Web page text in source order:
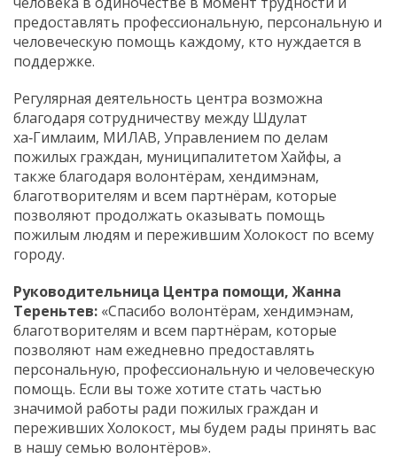
предоставлять профессиональную, персональную и
человеческую помощь каждому, кто нуждается в
поддержке.
Регулярная деятельность центра возможна
благодаря сотрудничеству между Шдулат
ха‑Гимлаим, МИЛАВ, Управлением по делам
пожилых граждан, муниципалитетом Хайфы, а
также благодаря волонтёрам, хендимэнам,
благотворителям и всем партнёрам, которые
позволяют продолжать оказывать помощь
пожилым людям и пережившим Холокост по всему
городу.
Руководительница Центра помощи, Жанна
Тереньтев: «Спасибо волонтёрам, хендимэнам,
благотворителям и всем партнёрам, которые
позволяют нам ежедневно предоставлять
персональную, профессиональную и человеческую
помощь. Если вы тоже хотите стать частью
значимой работы ради пожилых граждан и
переживших Холокост, мы будем рады принять вас
в нашу семью волонтёров».